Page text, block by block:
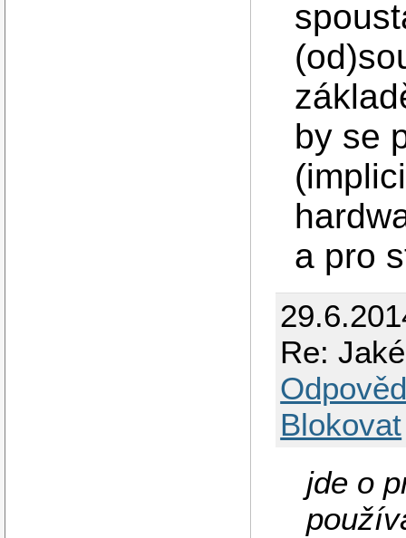
by se
a pro
Re:
Blokovat
jde o